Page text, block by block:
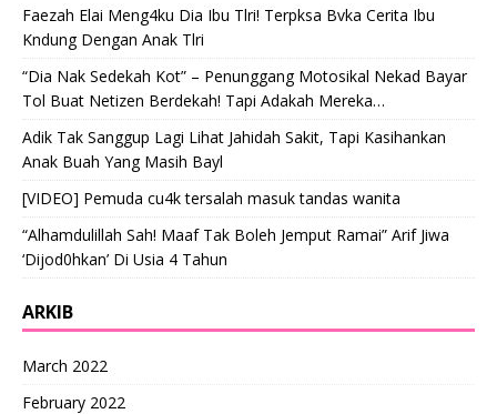
Faezah Elai Meng4ku Dia Ibu Tlri! Terpksa Bvka Cerita Ibu
Kndung Dengan Anak Tlri
“Dia Nak Sedekah Kot” – Penunggang Motosikal Nekad Bayar
Tol Buat Netizen Berdekah! Tapi Adakah Mereka…
Adik Tak Sanggup Lagi Lihat Jahidah Sakit, Tapi Kasihankan
Anak Buah Yang Masih Bayl
[VIDEO] Pemuda cu4k tersalah masuk tandas wanita
“Alhamdulillah Sah! Maaf Tak Boleh Jemput Ramai” Arif Jiwa
‘Dijod0hkan’ Di Usia 4 Tahun
ARKIB
March 2022
February 2022